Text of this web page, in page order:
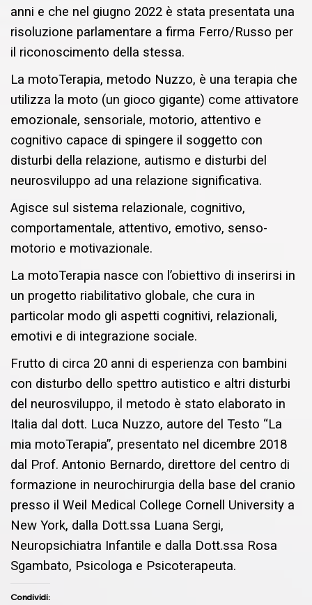
anni e che nel giugno 2022 è stata presentata una
risoluzione parlamentare a firma Ferro/Russo per
il riconoscimento della stessa.
La motoTerapia, metodo Nuzzo, è una terapia che
utilizza la moto (un gioco gigante) come attivatore
emozionale, sensoriale, motorio, attentivo e
cognitivo capace di spingere il soggetto con
disturbi della relazione, autismo e disturbi del
neurosviluppo ad una relazione significativa.
Agisce sul sistema relazionale, cognitivo,
comportamentale, attentivo, emotivo, senso-
motorio e motivazionale.
La motoTerapia nasce con l’obiettivo di inserirsi in
un progetto riabilitativo globale, che cura in
particolar modo gli aspetti cognitivi, relazionali,
emotivi e di integrazione sociale.
Frutto di circa 20 anni di esperienza con bambini
con disturbo dello spettro autistico e altri disturbi
del neurosviluppo, il metodo è stato elaborato in
Italia dal dott. Luca Nuzzo, autore del Testo “La
mia motoTerapia”, presentato nel dicembre 2018
dal Prof. Antonio Bernardo, direttore del centro di
formazione in neurochirurgia della base del cranio
presso il Weil Medical College Cornell University a
New York, dalla Dott.ssa Luana Sergi,
Neuropsichiatra Infantile e dalla Dott.ssa Rosa
Sgambato, Psicologa e Psicoterapeuta.
Condividi: